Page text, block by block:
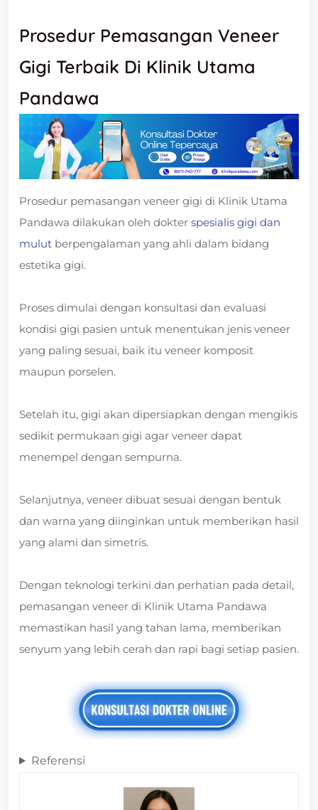
Prosedur Pemasangan Veneer
Gigi Terbaik Di Klinik Utama
Pandawa
Prosedur pemasangan veneer gigi di Klinik Utama
Pandawa dilakukan oleh dokter spesialis gigi dan
mulut berpengalaman yang ahli dalam bidang
estetika gigi.
Proses dimulai dengan konsultasi dan evaluasi
kondisi gigi pasien untuk menentukan jenis veneer
yang paling sesuai, baik itu veneer komposit
maupun porselen.
Setelah itu, gigi akan dipersiapkan dengan mengikis
sedikit permukaan gigi agar veneer dapat
menempel dengan sempurna.
Selanjutnya, veneer dibuat sesuai dengan bentuk
dan warna yang diinginkan untuk memberikan hasil
yang alami dan simetris.
Dengan teknologi terkini dan perhatian pada detail,
pemasangan veneer di Klinik Utama Pandawa
memastikan hasil yang tahan lama, memberikan
senyum yang lebih cerah dan rapi bagi setiap pasien.
Referensi